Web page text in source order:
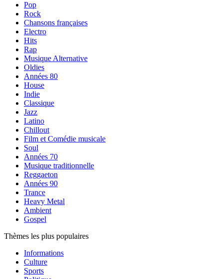
Pop
Rock
Chansons françaises
Electro
Hits
Rap
Musique Alternative
Oldies
Années 80
House
Indie
Classique
Jazz
Latino
Chillout
Film et Comédie musicale
Soul
Années 70
Musique traditionnelle
Reggaeton
Années 90
Trance
Heavy Metal
Ambient
Gospel
Thèmes les plus populaires
Informations
Culture
Sports